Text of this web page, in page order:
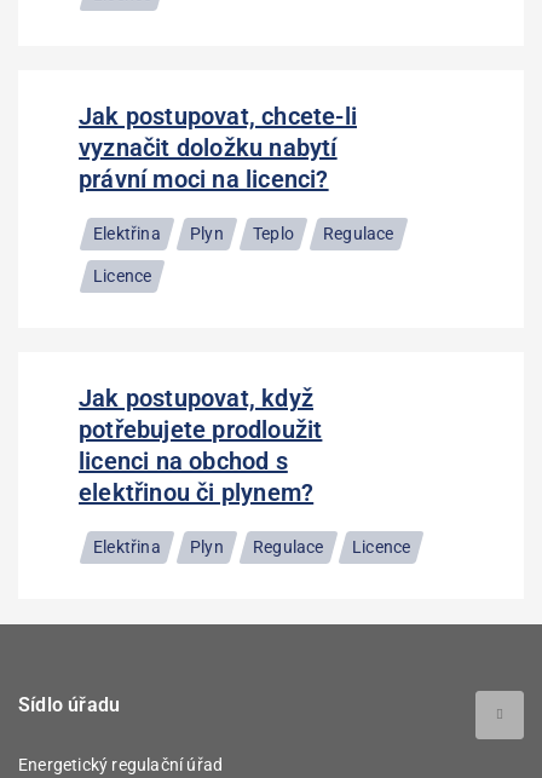
Jak postupovat, chcete-li
vyznačit doložku nabytí
právní moci na licenci?
Elektřina Plyn Teplo Regulace
Licence
Jak postupovat, když
potřebujete prodloužit
licenci na obchod s
elektřinou či plynem?
Elektřina Plyn Regulace Licence
Sídlo úřadu
Energetický regulační úřad